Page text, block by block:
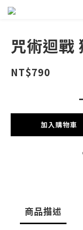
咒術迴戰
NT$790
加入購物車
商品描述